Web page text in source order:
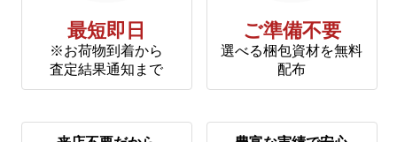
最短即日
※お荷物到着から
査定結果通知まで
ご準備不要
選べる梱包資材を無料
配布